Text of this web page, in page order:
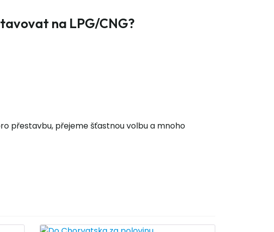
na LPG/CNG?
přestavbu, přejeme šťastnou volbu a mnoho